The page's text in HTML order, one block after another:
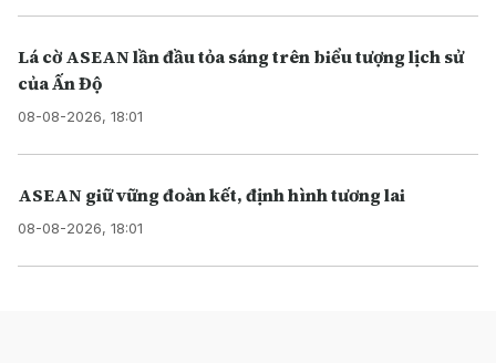
Lá cờ ASEAN lần đầu tỏa sáng trên biểu tượng lịch sử
của Ấn Độ
08-08-2026, 18:01
ASEAN giữ vững đoàn kết, định hình tương lai
08-08-2026, 18:01